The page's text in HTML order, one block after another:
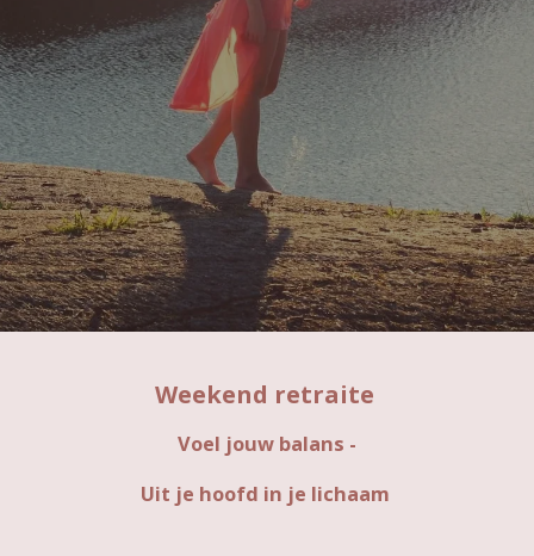
Weekend retraite
Voel jouw balans -
Uit je hoofd in je lichaam